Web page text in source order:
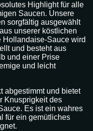
Highlight für alle
Saucen. Unsere
sorgfältig ausgewählt
unserer köstlichen
Sauce wird
und besteht aus
und einer Prise
und leicht
abgestimmt und bietet
Knusprigkeit des
Es ist ein wahres
für ein gemütliches